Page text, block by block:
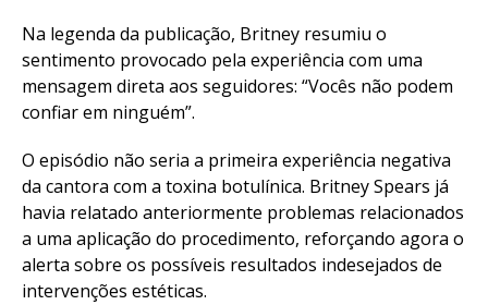
Na legenda da publicação, Britney resumiu o
sentimento provocado pela experiência com uma
mensagem direta aos seguidores: “Vocês não podem
confiar em ninguém”.
O episódio não seria a primeira experiência negativa
da cantora com a toxina botulínica. Britney Spears já
havia relatado anteriormente problemas relacionados
a uma aplicação do procedimento, reforçando agora o
alerta sobre os possíveis resultados indesejados de
intervenções estéticas.